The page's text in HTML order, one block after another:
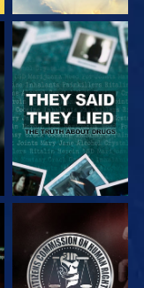
ΠΑΡΑΚΟΛΟΥΘΗΣΤΕ
ΠΑΡΑΚΟΛΟΥΘΗΣΤΕ